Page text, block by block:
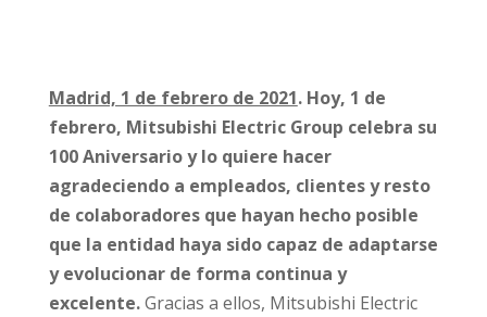
Madrid, 1 de febrero de 2021. Hoy, 1 de
febrero, Mitsubishi Electric Group celebra su
100 Aniversario y lo quiere hacer
agradeciendo a empleados, clientes y resto
de colaboradores que hayan hecho posible
que la entidad haya sido capaz de adaptarse
y evolucionar de forma continua y
excelente.Gracias a ellos, Mitsubishi Electric